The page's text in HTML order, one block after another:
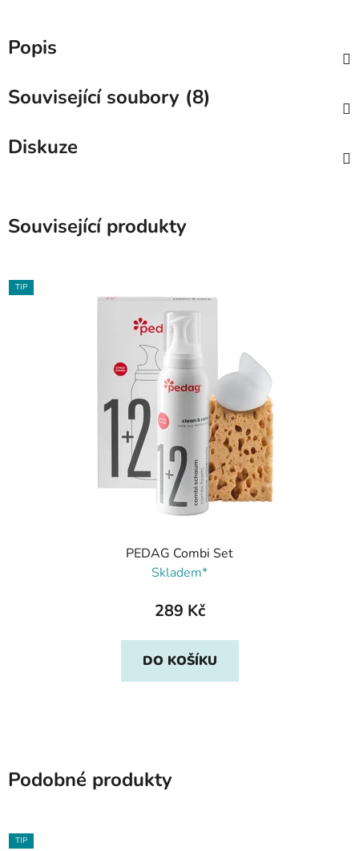
Popis
Související soubory (8)
Diskuze
Související produkty
TIP
PEDAG Combi Set
Skladem*
289 Kč
DO KOŠÍKU
Podobné produkty
TIP